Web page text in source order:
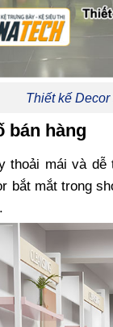
Thiết kế
bán hàng
thoải mái và
bắt mắt trong